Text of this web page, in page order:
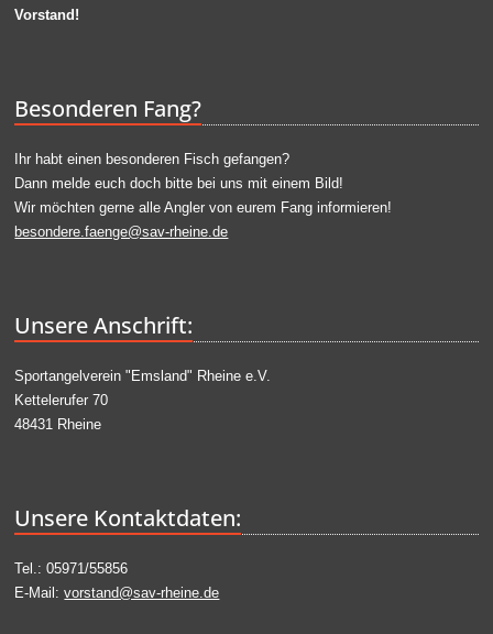
Vorstand!
Besonderen Fang?
Ihr habt einen besonderen Fisch gefangen?
Dann melde euch doch bitte bei uns mit einem Bild!
Wir möchten gerne alle Angler von eurem Fang informieren!
besondere.faenge@sav-rheine.de
Unsere Anschrift:
Sportangelverein "Emsland" Rheine e.V.
Kettelerufer 70
48431 Rheine
Unsere Kontaktdaten:
Tel.: 05971/55856
E-Mail:vorstand@sav-rheine.de